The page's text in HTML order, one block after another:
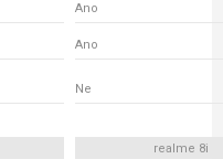
Ano
Ano
Ne
realme 8i